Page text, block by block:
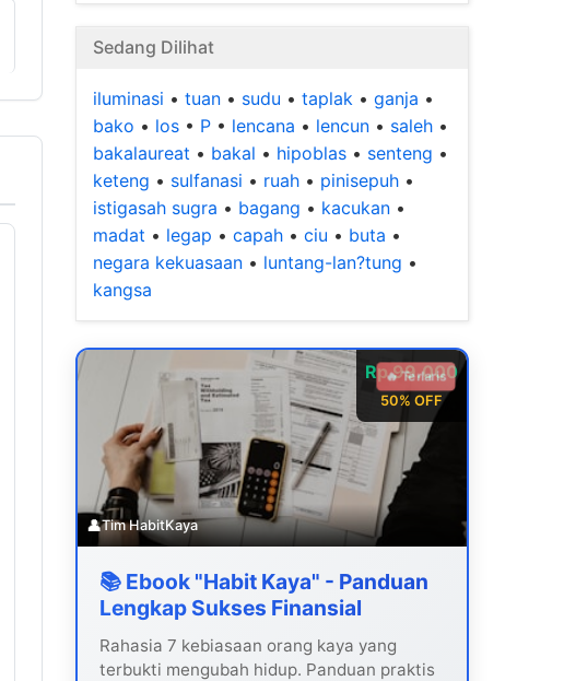
Sedang Dilihat
iluminasi • tuan • sudu • taplak • ganja •
bako • los • P • lencana • lencun • saleh •
bakalaureat • bakal • hipoblas • senteng •
keteng • sulfanasi • ruah • pinisepuh •
istigasah sugra • bagang • kacukan •
madat • legap • capah • ciu • buta •
negara kekuasaan • luntang-lan?tung •
kangsa
Rp 99.000
50% OFF
🔥 Terlaris
👤Tim HabitKaya
📚 Ebook "Habit Kaya" - Panduan
Lengkap Sukses Finansial
Rahasia 7 kebiasaan orang kaya yang
terbukti mengubah hidup. Panduan praktis